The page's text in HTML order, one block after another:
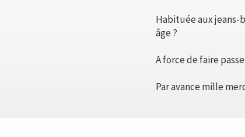
Habituée aux
âge ?
A force de faire
Par avance mille